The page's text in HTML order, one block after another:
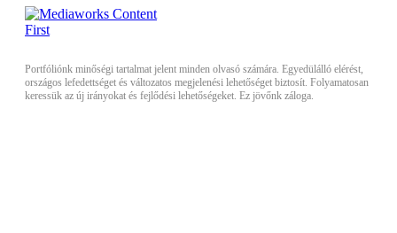
Portfóliónk minőségi tartalmat jelent minden olvasó számára. Egyedülálló elérést,
országos lefedettséget és változatos megjelenési lehetőséget biztosít. Folyamatosan
keressük az új irányokat és fejlődési lehetőségeket. Ez jövőnk záloga.